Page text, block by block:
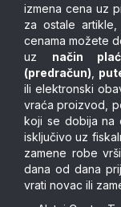
izmena cena uz
za ostale
cenama možete
uz način
(predračun)
ili elektronski
vraća proizvod,
koji se dobija na
isključivo uz
zamene robe
dana od dana
vrati novac ili